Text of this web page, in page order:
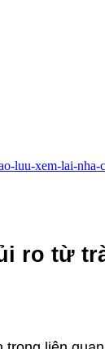
luu-xem-lai-nha-
ro từ